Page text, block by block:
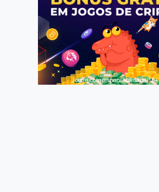
Jogue com responsabilidade. 18+